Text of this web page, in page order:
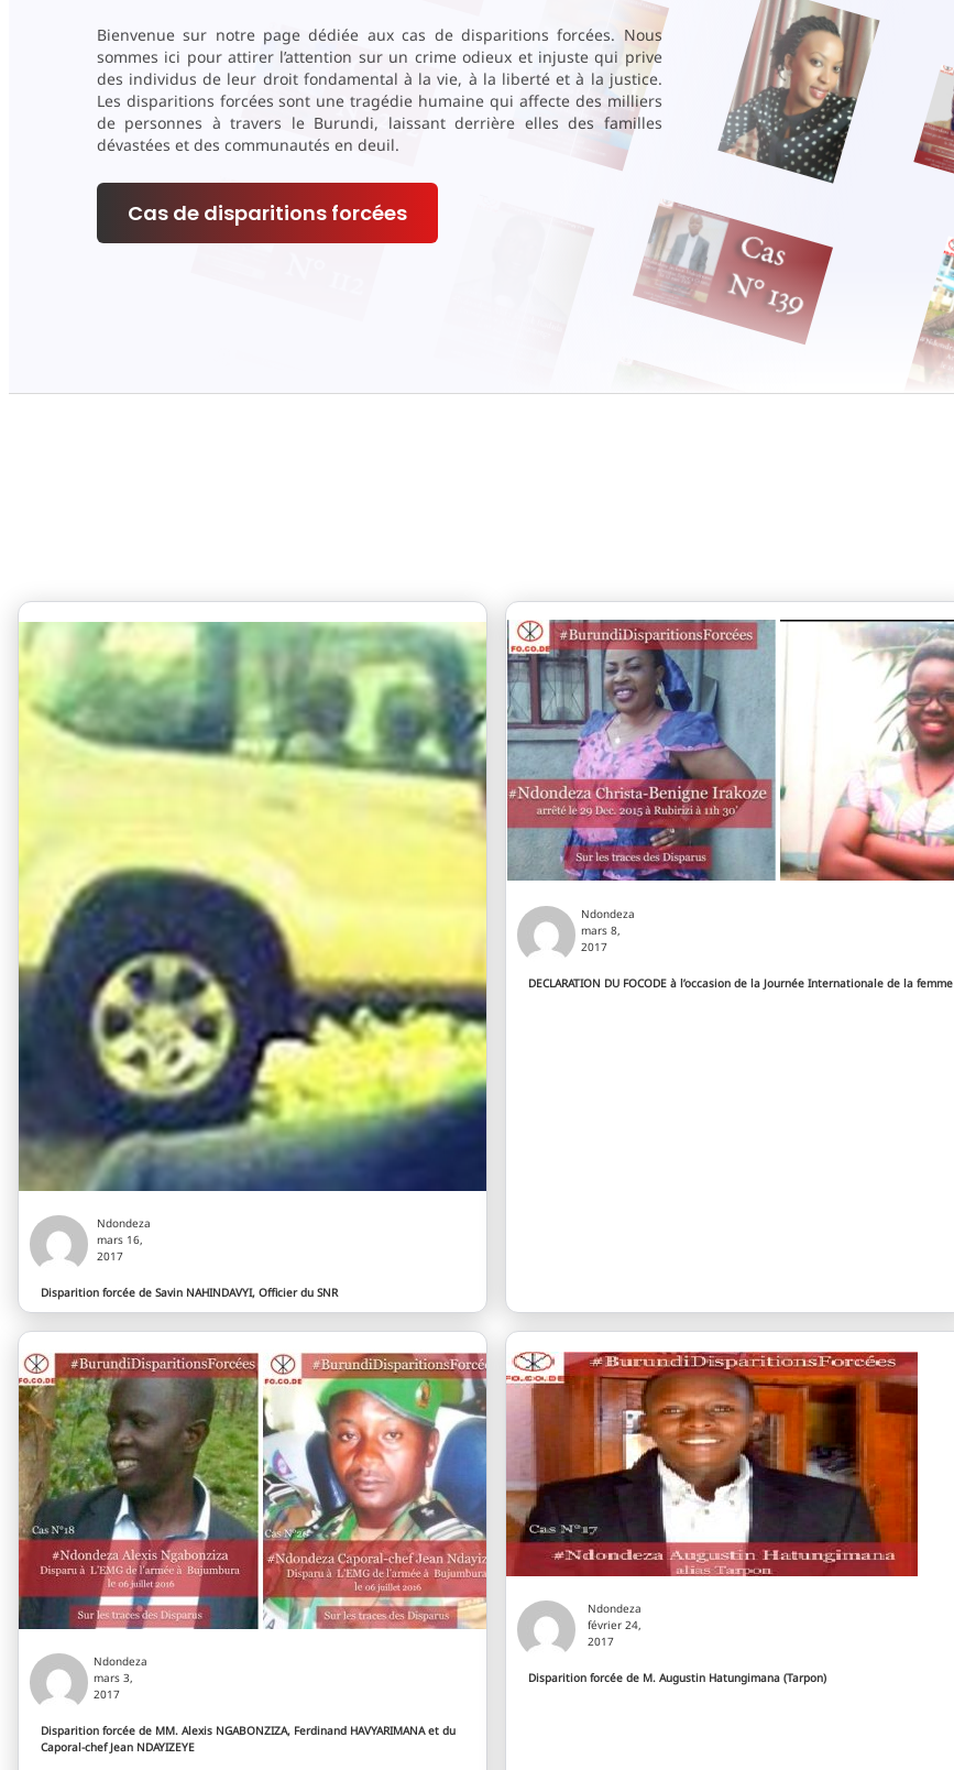
Bienvenue sur notre page dédiée aux cas de disparitions forcées. Nous
sommes ici pour attirer l’attention sur un crime odieux et injuste qui prive
des individus de leur droit fondamental à la vie, à la liberté et à la justice.
Les disparitions forcées sont une tragédie humaine qui affecte des milliers
de personnes à travers le Burundi, laissant derrière elles des familles
dévastées et des communautés en deuil.
Cas de disparitions forcées
Ndondeza
mars 16,
2017
Disparition forcée de Savin NAHINDAVYI, Officier du SNR
Ndondeza
mars 8,
2017
DECLARATION DU FOCODE à l’occasion de la Journée Internationale de la femme
Ndondeza
mars 3,
2017
Disparition forcée de MM. Alexis NGABONZIZA, Ferdinand HAVYARIMANA et du
Caporal-chef Jean NDAYIZEYE
Ndondeza
février 24,
2017
Disparition forcée de M. Augustin Hatungimana (Tarpon)